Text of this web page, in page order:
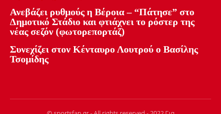
Ανεβάζει ρυθμούς η Βέροια – “Πάτησε” στο
Δημοτικό Στάδιο και φτιάχνει το ρόστερ της
νέας σεζόν (φωτορεπορτάζ)
Συνεχίζει στον Κένταυρο Λουτρού ο Βασίλης
Τσομίδης